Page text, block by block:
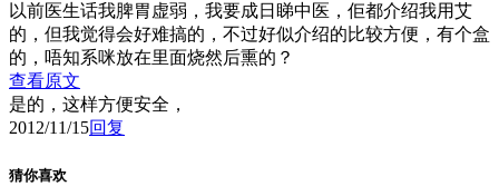
以前医生话我脾胃虚弱，我要成日睇中医，佢都介绍我用艾
的，但我觉得会好难搞的，不过好似介绍的比较方便，有个盒
的，唔知系咪放在里面烧然后熏的？
查看原文
是的，这样方便安全，
2012/11/15回复
猜你喜欢